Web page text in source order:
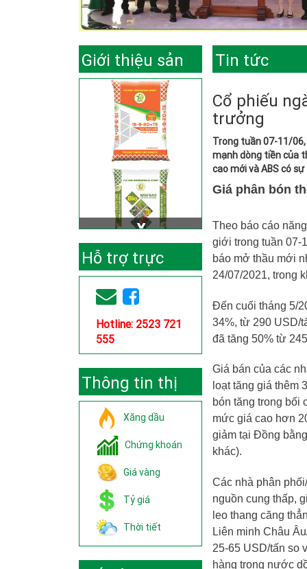
Giới thiệu sản
phẩm
Hỗ trợ trực
tuyến
Hotline: 2523 721
555
Thông tin thị
trườngXăng dầu
Chứng khoán
Giá vàng
Tỷ giá
Thời tiết
Tin tức
Cổ phiếu
trưởng
Trong tuần 07-11/06,
mạnh dòng tiền của
cao mới và ABS có
Giá phân bón
Theo báo cáo
giới trong tuần 07-
báo mở thầu mới
24/07/2021, trong
Đến cuối tháng 5/
34%, từ 290 USD/
đã tăng 50% từ
Giá bán của các
loạt tăng giá thêm
bón tăng trong bối
mức giá cao hơn
giảm tại Đồng
khác).
Các nhà phân
nguồn cung thấp,
leo thang căng
Liên minh Châu
25-65 USD/tấn so
hàng trong nước